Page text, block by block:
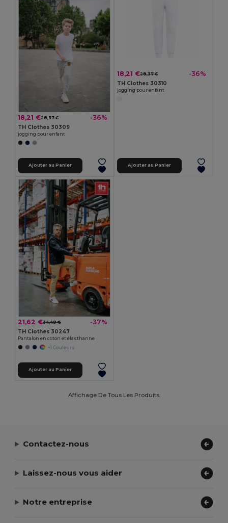
18,21 €28,37 € -36%
TH Clothes 30309
jogging pour enfant
Ajouter au Panier
18,21 €28,37 € -36%
TH Clothes 30310
jogging pour enfant
Ajouter au Panier
21,62 €34,49 € -37%
TH Clothes 30247
Pantalon en coton et élasthanne
+1 Couleurs
Ajouter au Panier
Affichage De Tous Les Produits.
Contactez-nous
Laissez-nous vous aider
Notre entreprise